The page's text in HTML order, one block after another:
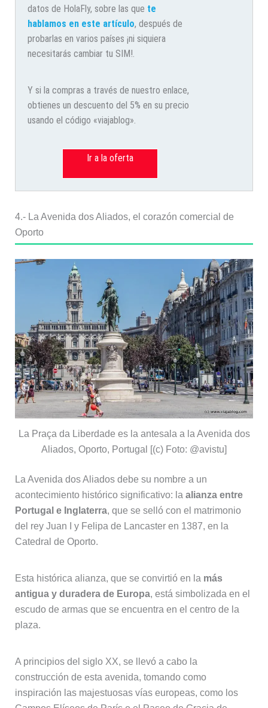
datos de HolaFly, sobre las que te
hablamos en este artículo, después de
probarlas en varios países ¡ni siquiera
necesitarás cambiar tu SIM!.
Y si la compras a través de nuestro enlace,
obtienes un descuento del 5% en su precio
usando el código «viajablog».
Ir a la oferta
4.- La Avenida dos Aliados, el corazón comercial de
Oporto
La Praça da Liberdade es la antesala a la Avenida dos
Aliados, Oporto, Portugal [(c) Foto: @avistu]
La Avenida dos Aliados debe su nombre a un
acontecimiento histórico significativo: la alianza entre
Portugal e Inglaterra, que se selló con el matrimonio
del rey Juan I y Felipa de Lancaster en 1387, en la
Catedral de Oporto.
Esta histórica alianza, que se convirtió en la más
antigua y duradera de Europa, está simbolizada en el
escudo de armas que se encuentra en el centro de la
plaza.
A principios del siglo XX, se llevó a cabo la
construcción de esta avenida, tomando como
inspiración las majestuosas vías europeas, como los